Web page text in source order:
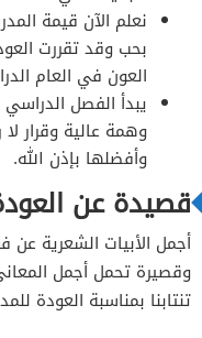
نعلم الآن قيمة
بحب وقد تقررت
العون في العام
يبدأ الفصل
وهمة عالية وقرار
وأفضلها بإذن الله.
قصيدة عن
أجمل الأبيات الشعرية عن
وقصيرة تحمل أجمل
تنتابنا بمناسبة العودة